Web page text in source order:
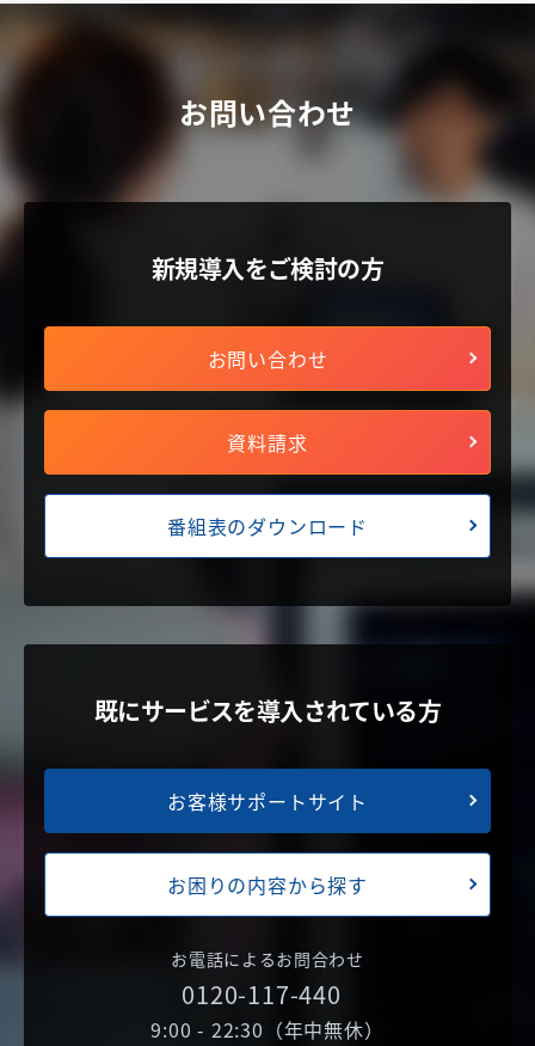
お問い合わせ
新規導入をご検討の方
お問い合わせ
資料請求
番組表のダウンロード
既にサービスを導入されている方
お客様サポートサイト
お困りの内容から探す
お電話によるお問合わせ
0120-117-440
9:00 - 22:30（年中無休）